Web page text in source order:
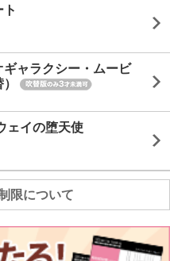
ャラクシー・ムービ
ェイの堕天使
限について